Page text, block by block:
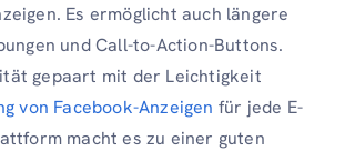
Es ermöglicht auch längere
und Call-to-Action-Buttons.
gepaart mit der Leichtigkeit
von Facebook-Anzeigen für jede E-
macht es zu einer guten